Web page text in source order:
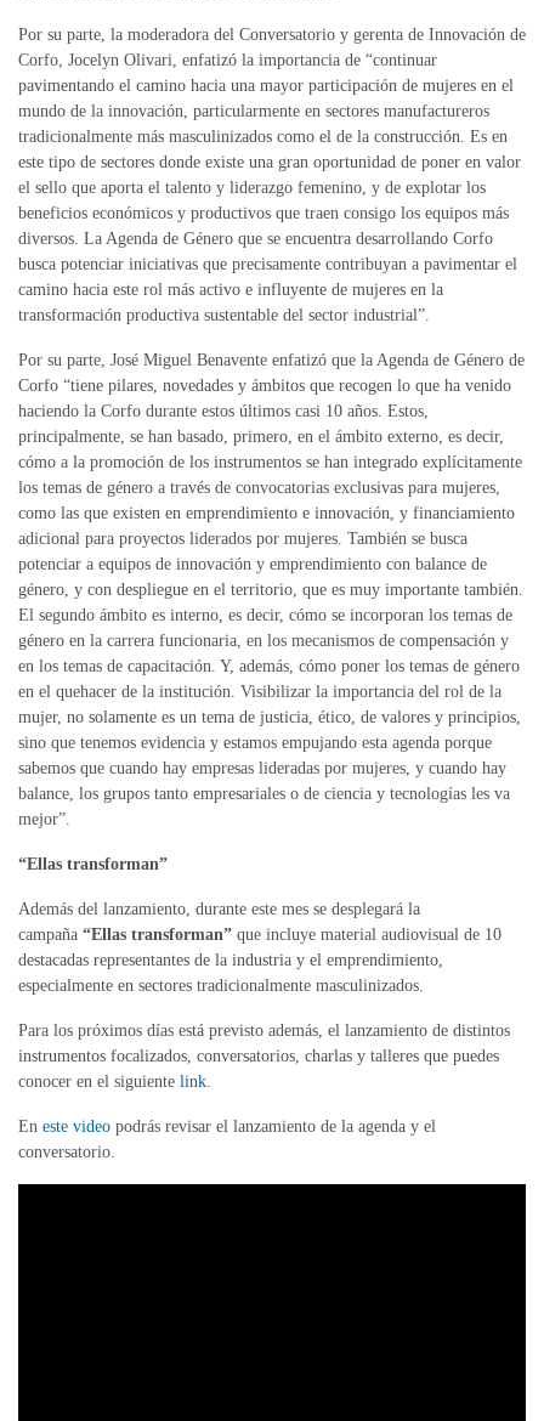
Por su parte, la moderadora del Conversatorio y gerenta de Innovación de
Corfo, Jocelyn Olivari, enfatizó la importancia de “continuar
pavimentando el camino hacia una mayor participación de mujeres en el
mundo de la innovación, particularmente en sectores manufactureros
tradicionalmente más masculinizados como el de la construcción. Es en
este tipo de sectores donde existe una gran oportunidad de poner en valor
el sello que aporta el talento y liderazgo femenino, y de explotar los
beneficios económicos y productivos que traen consigo los equipos más
diversos. La Agenda de Género que se encuentra desarrollando Corfo
busca potenciar iniciativas que precisamente contribuyan a pavimentar el
camino hacia este rol más activo e influyente de mujeres en la
transformación productiva sustentable del sector industrial”.
Por su parte, José Miguel Benavente enfatizó que la Agenda de Género de
Corfo “tiene pilares, novedades y ámbitos que recogen lo que ha venido
haciendo la Corfo durante estos últimos casi 10 años. Estos,
principalmente, se han basado, primero, en el ámbito externo, es decir,
cómo a la promoción de los instrumentos se han integrado explícitamente
los temas de género a través de convocatorias exclusivas para mujeres,
como las que existen en emprendimiento e innovación, y financiamiento
adicional para proyectos liderados por mujeres. También se busca
potenciar a equipos de innovación y emprendimiento con balance de
género, y con despliegue en el territorio, que es muy importante también.
El segundo ámbito es interno, es decir, cómo se incorporan los temas de
género en la carrera funcionaria, en los mecanismos de compensación y
en los temas de capacitación. Y, además, cómo poner los temas de género
en el quehacer de la institución. Visibilizar la importancia del rol de la
mujer, no solamente es un tema de justicia, ético, de valores y principios,
sino que tenemos evidencia y estamos empujando esta agenda porque
sabemos que cuando hay empresas lideradas por mujeres, y cuando hay
balance, los grupos tanto empresariales o de ciencia y tecnologías les va
mejor”.
“Ellas transforman”
Además del lanzamiento, durante este mes se desplegará la
campaña “Ellas transforman” que incluye material audiovisual de 10
destacadas representantes de la industria y el emprendimiento,
especialmente en sectores tradicionalmente masculinizados.
Para los próximos días está previsto además, el lanzamiento de distintos
instrumentos focalizados, conversatorios, charlas y talleres que puedes
conocer en el siguiente link.
En este video podrás revisar el lanzamiento de la agenda y el
conversatorio.